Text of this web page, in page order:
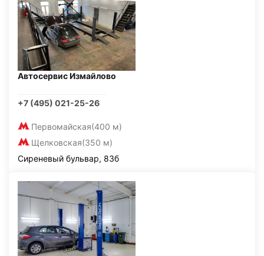
Автосервис Измайлово
+7 (495) 021-25-26
Первомайская(400 м)
Щелковская(350 м)
Сиреневый бульвар, 83б